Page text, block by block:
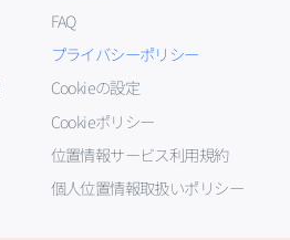
FAQ
プライバシーポリシー
Cookieの設定
Cookieポリシー
位置情報サービス利用規約
個人位置情報取扱いポリシー